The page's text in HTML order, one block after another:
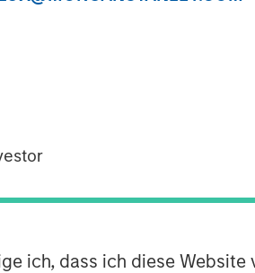
ich, dass ich diese Website
NY— November 06, 2020 7:00